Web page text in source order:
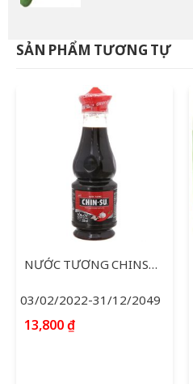
33,000 ₫.
SẢN PHẨM TƯƠNG TỰ
NƯỚC TƯƠNG CHINSU TỎI ỚT 250ML
03/02/2022-31/12/2049
13,800₫